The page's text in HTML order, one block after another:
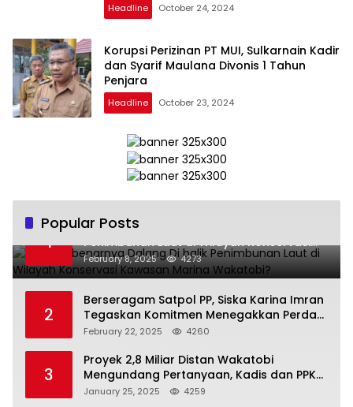
Headline October 24, 2024
Korupsi Perizinan PT MUI, Sulkarnain Kadir
dan Syarif Maulana Divonis 1 Tahun
Penjara
Headline October 23, 2024
Popular Posts
1
Siapa Sebenarnya Dalang Di balik
Penimbunan Laut di Wilayah Konservasi
Kawasan Marina Wakatobi?
February 8, 2025 4273
2
Berseragam Satpol PP, Siska Karina Imran
Tegaskan Komitmen Menegakkan Perda
di Kendari
February 22, 2025 4260
3
Proyek 2,8 Miliar Distan Wakatobi
Mengundang Pertanyaan, Kadis dan PPK
Bungkam
January 25, 2025 4259